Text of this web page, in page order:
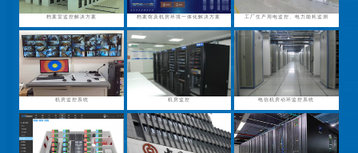
档案室监控解决方案 档案馆及机房环境一体化解决方案 工厂生产用电监控、电力能耗监测
机房监控系统 机房监控 电信机房动环监控系统